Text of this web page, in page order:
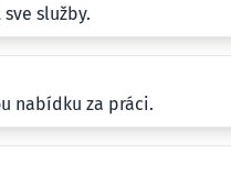
služby.
nabídku za práci.